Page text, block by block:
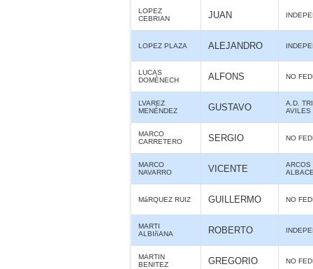
LOPEZ
CEBRIAN
JUAN
LOPEZ PLAZA ALEJANDRO
LUCAS
DOMÈNECH
ALFONS NO
LVAREZ
MENÉNDEZ
GUSTAVO
A.D.
AVILES
MARCO
CARRETERO
SERGIO NO
MARCO
NAVARRO
VICENTE
ARCOS
MáRQUEZ RUIZ GUILLERMO NO
MARTI
ALBIñANA
ROBERTO
MARTIN
BENITEZ
GREGORIO NO